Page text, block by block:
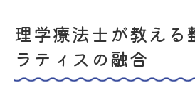
理学療法士が教える
ラティスの融合